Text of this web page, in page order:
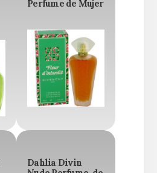
Perfume de Mujer
Dahlia Divin